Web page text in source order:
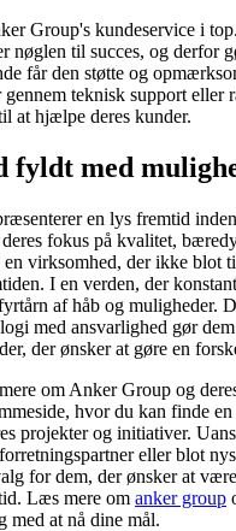
Group's kundeservice i
nøglen til succes, og derfor
får den støtte og
gennem teknisk support eller
at hjælpe deres kunder.
fyldt med
en lys fremtid
fokus på kvalitet,
en virksomhed, der ikke blot
I en verden, der
af håb og muligheder.
med ansvarlighed gør
der ønsker at gøre en
om Anker Group og
hvor du kan finde
projekter og initiativer.
eller blot
for dem, der ønsker at
Læs mere om anker group
med at nå dine mål.